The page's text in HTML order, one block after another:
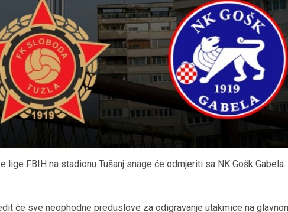
FBIH na stadionu Tušanj snage će odmjeriti sa NK Gošk Gabela.
će sve neophodne preduslove za odigravanje utakmice na